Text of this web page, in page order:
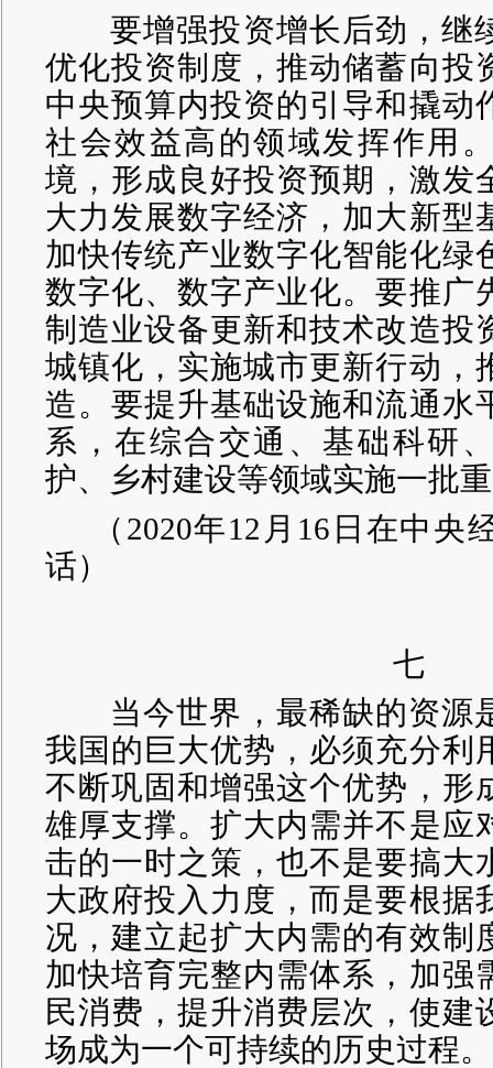
要增强投资增长后劲，继
优化投资制度，推动储蓄向投
中央预算内投资的引导和撬动
社会效益高的领域发挥作用
境，形成良好投资预期，激发
大力发展数字经济，加大新型
加快传统产业数字化智能化绿
数字化、数字产业化。要推广
制造业设备更新和技术改造投
城镇化，实施城市更新行动，
造。要提升基础设施和流通水
系，在综合交通、基础科研
护、乡村建设等领域实施一批
（ 2020年12月16日在中央
话）
七
当今世界，最稀缺的资源
我国的巨大优势，必须充分利
不断巩固和增强这个优势，形
雄厚支撑。扩大内需并不是应
击的一时之策，也不是要搞大
大政府投入力度，而是要根据
况，建立起扩大内需的有效制
加快培育完整内需体系，加强
民消费，提升消费层次，使建
场成为一个可持续的历史过程。